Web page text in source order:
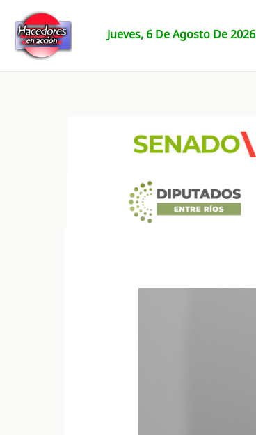
contenido
Jueves, 6 De Agosto De 2026